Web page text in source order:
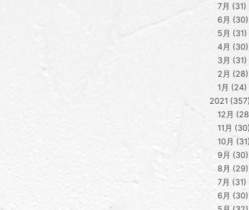
7月
31
6月
30
5月
31
4月
30
3月
31
2月
28
1月
24
2021 357
12月
28
11月
30
10月
31
9月
30
8月
29
7月
31
6月
30